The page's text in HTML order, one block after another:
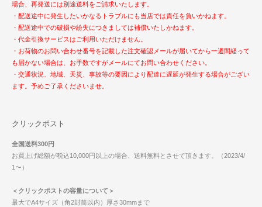
場合、再発送には別途送料をご請求いたします。
・配送途中に発生したいかなるトラブルにも当店では責任を負いかねます。
・配送途中での破損や紛失につきましては補償いたしかねます。
・代金引換サービスはご利用いただけません。
・お荷物のお問い合わせ番号を記載した注文確認メールが届いてから一週間経って
も届かない場合は、お手数ですがメールにてお問い合わせください。
・交通状況、地域、天災、事故等の要因により配達に遅延が発生する場合がござい
ます。予めご了承くださいませ。
クリックポスト
全国送料300円
お買上げ総額が税込10,000円以上の場合、送料無料とさせて頂きます。（2023/4/
1〜）
＜クリックポストの容量について＞
最大でA4サイズ（角2封筒以内）厚さ30mmまで